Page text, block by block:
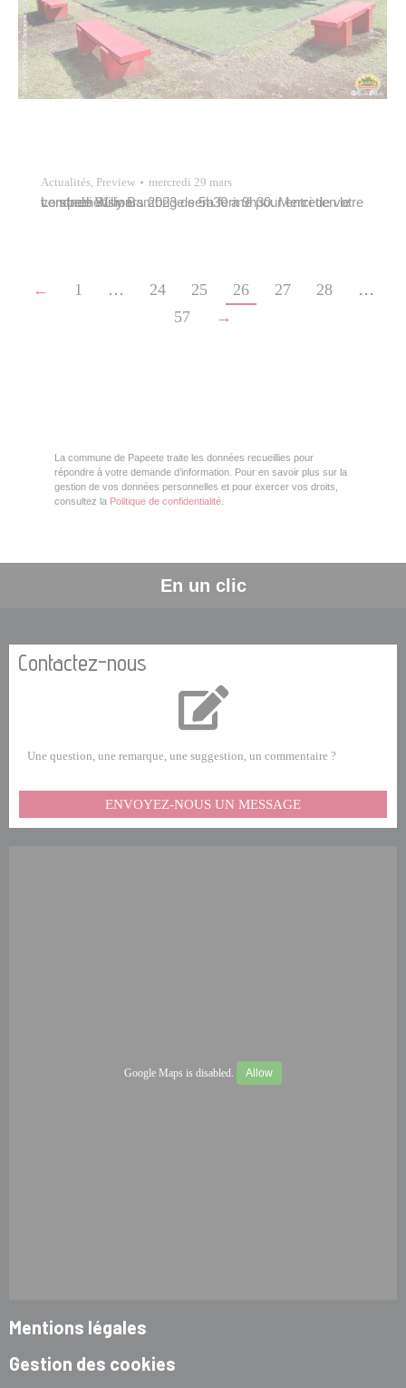
Actualités, Preview mercredi 29 mars
Le stade Willy Bambrige sera fermé pour entretien le vendredi 31 mars 2023 de 5h30 à 9h30. Merci de votre compréhension.
← 1 … 24 25 26 27 28
…
57
→
La commune de Papeete traite les données recueillies pour
répondre à votre demande d’information. Pour en savoir plus sur la
gestion de vos données personnelles et pour exercer vos droits,
consultez la Politique de confidentialité
En un clic
Contactez-nous
Une question, une remarque, une suggestion, un commentaire ?
ENVOYEZ-NOUS UN MESSAGE
Google Maps is disabled. Allow
Mentions légales
Gestion des cookies